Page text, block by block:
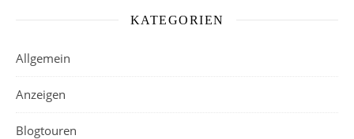
KATEGORIEN
Allgemein
Anzeigen
Blogtouren